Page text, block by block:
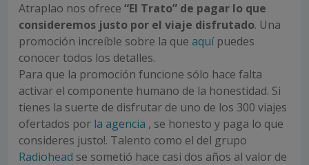
Atraplao nos ofrece “El Trato” de pagar lo que
consideremos justo por el viaje disfrutado. Una
promoción increíble sobre la que aquípuedes
conocer todos los detalles.
Para que la promoción funcione sólo hace falta
activar el componente humano de la honestidad. Si
tienes la suerte de disfrutar de uno de los 300 viajes
ofertados por la agencia , se honesto y paga lo que
consideres justo!. Talento como el del grupo
Radiohead se sometió hace casi dos años al valor de